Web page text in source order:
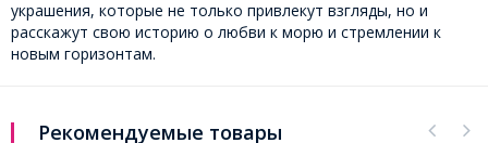
украшения, которые не только привлекут взгляды, но и
расскажут свою историю о любви к морю и стремлении к
новым горизонтам.
Рекомендуемые товары